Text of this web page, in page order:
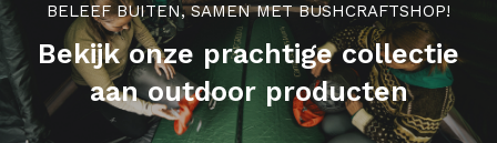
BELEEF BUITEN, SAMEN MET BUSHCRAFTSHOP!
Bekijk onze prachtige collectie
aan outdoor producten